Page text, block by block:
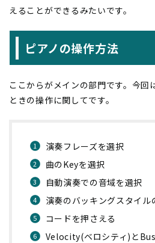
えることができるみたいです。
ピアノの操作方法
ここからがメインの部門です。今
ときの操作に関してです。
演奏フレーズを選択
曲のKeyを選択
自動演奏での音域を選択
演奏のバッキングスタイル
コードを押さえる
Velocity(ベロシティ)と